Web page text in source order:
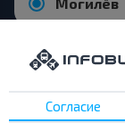
Орша
Могилёв
Согласие